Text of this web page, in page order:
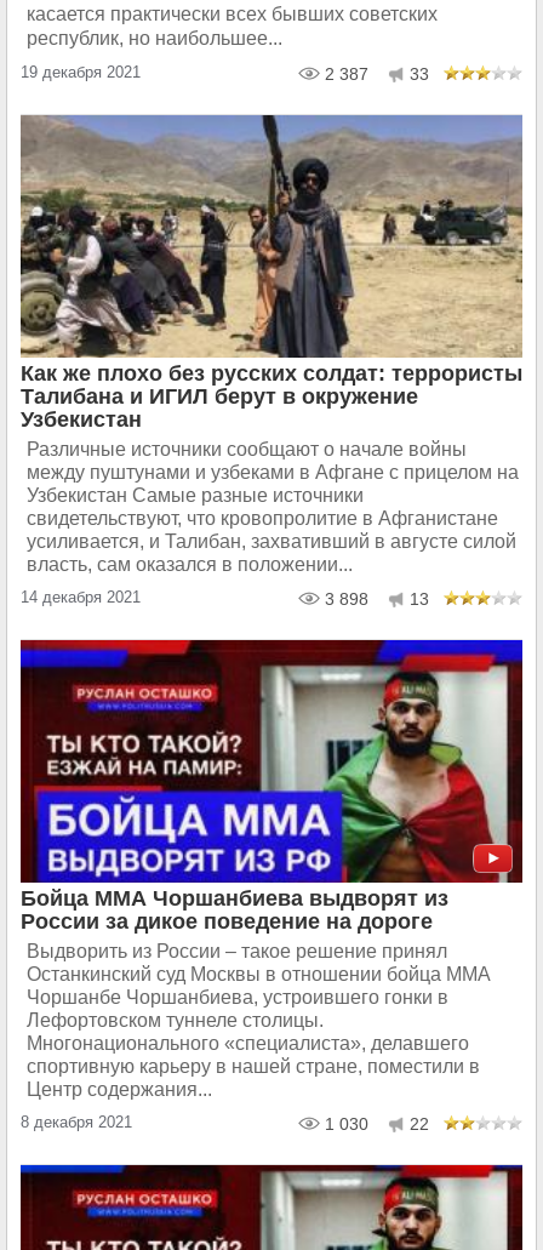
касается практически всех бывших советских
республик, но наибольшее...
19 декабря 2021 2 387 33
Как же плохо без русских солдат: террористы
Талибана и ИГИЛ берут в окружение
Узбекистан
Различные источники сообщают о начале войны
между пуштунами и узбеками в Афгане с прицелом на
Узбекистан Самые разные источники
свидетельствуют, что кровопролитие в Афганистане
усиливается, и Талибан, захвативший в августе силой
власть, сам оказался в положении...
14 декабря 2021 3 898 13
Бойца ММА Чоршанбиева выдворят из
России за дикое поведение на дороге
Выдворить из России – такое решение принял
Останкинский суд Москвы в отношении бойца ММА
Чоршанбе Чоршанбиева, устроившего гонки в
Лефортовском туннеле столицы.
Многонационального «специалиста», делавшего
спортивную карьеру в нашей стране, поместили в
Центр содержания...
8 декабря 2021 1 030 22